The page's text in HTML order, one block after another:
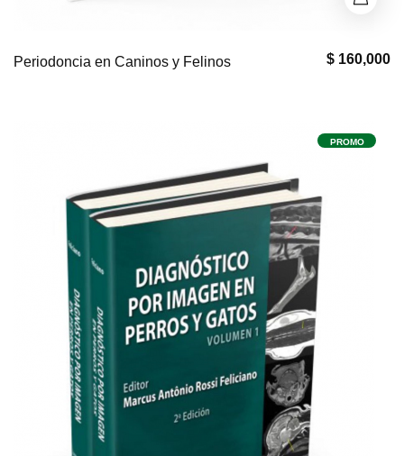
$ 160,000
Periodoncia en Caninos y Felinos
PROMO